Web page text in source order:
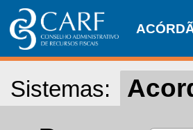
Sistemas: